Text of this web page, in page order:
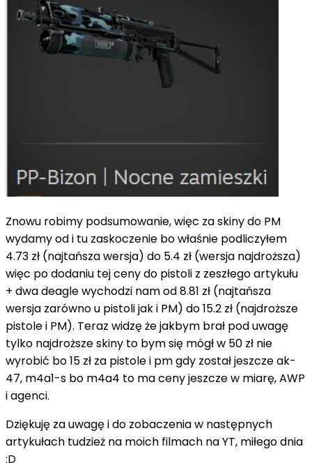
Znowu robimy podsumowanie, więc za skiny do PM
wydamy od i tu zaskoczenie bo właśnie podliczyłem
4.73 zł (najtańsza wersja) do 5.4 zł (wersja najdroższa)
więc po dodaniu tej ceny do pistoli z zeszłego artykułu
+ dwa deagle wychodzi nam od 8.81 zł (najtańsza
wersja zarówno u pistoli jak i PM) do 15.2 zł (najdroższe
pistole i PM). Teraz widzę że jakbym brał pod uwagę
tylko najdroższe skiny to bym się mógł w 50 zł nie
wyrobić bo 15 zł za pistole i pm gdy został jeszcze ak-
47, m4a1-s bo m4a4 to ma ceny jeszcze w miarę, AWP
i agenci.
Dziękuję za uwagę i do zobaczenia w następnych
artykułach tudzież na moich filmach na YT, miłego dnia
:D